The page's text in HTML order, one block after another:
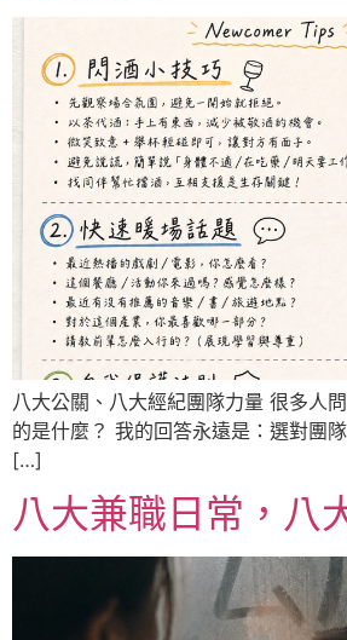
八大公關、八大經紀團隊力量 很多人
的是什麼？ 我的回答永遠是：選對團
[…]
八大兼職日常，八